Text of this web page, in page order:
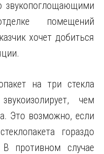
звукопоглощающими
помещений
хочет добиться
на три стекла
чем
Это возможно, если
гораздо
противном случае